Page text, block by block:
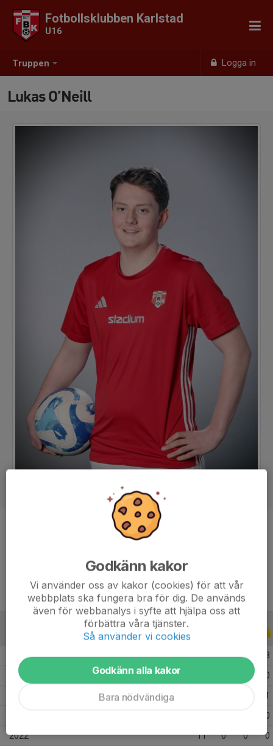
Truppen Logga in
Fotbollsklubben Karlstad
U16
Lukas O’Neill
Forward
ALLA ÅR
2026 25 6 9 3
2025 0
1
0
2022 11 0 0 0
Godkänn kakor
Vi använder oss av kakor (cookies) för att vår
webbplats ska fungera bra för dig. De används
även för webbanalys i syfte att hjälpa oss att
förbättra våra tjänster.
Så använder vi cookies
Godkänn alla kakor
Bara nödvändiga